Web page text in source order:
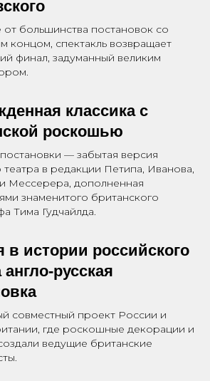
от большинства постановок со
концом, спектакль возвращает
финал, задуманный великим
классика с
роскошью
— забытая версия
в редакции Петипа, Иванова,
Мессерера, дополненная
знаменитого британского
Тима Гудчайлда.
в истории российского
англо-русская
совместный проект России и
где роскошные декорации и
ведущие британские